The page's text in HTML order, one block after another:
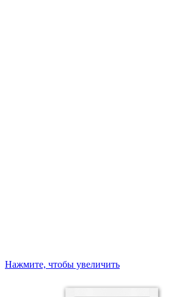
Нажмите, чтобы увеличить